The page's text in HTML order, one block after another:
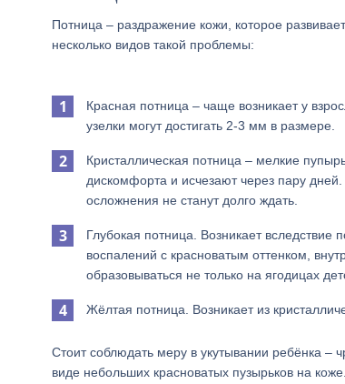
Потница – раздражение кожи, которое
несколько видов такой проблемы:
Красная потница – чаще возникает у
узелки могут достигать 2-3 мм в размере.
Кристаллическая потница – мелкие
дискомфорта и исчезают через пару
осложнения не станут долго ждать.
Глубокая потница. Возникает
воспалений с красноватым оттенком,
образовываться не только на ягодицах
Жёлтая потница. Возникает из
Стоит соблюдать меру в укутывании ребёнка –
виде небольших красноватых пузырьков на